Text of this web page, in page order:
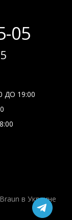
05
ДО 19:00
в Украине